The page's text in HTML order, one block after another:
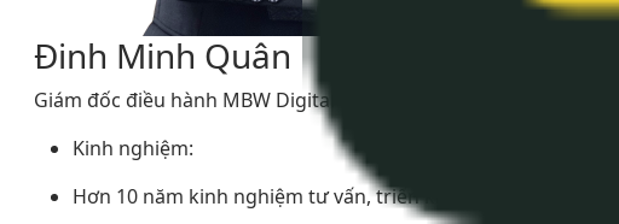
Đinh Minh Quân
Giám đốc điều hành MBW Digital
Kinh nghiệm:
Hơn 10 năm kinh nghiệm tư vấn, triển khai các giải pháp